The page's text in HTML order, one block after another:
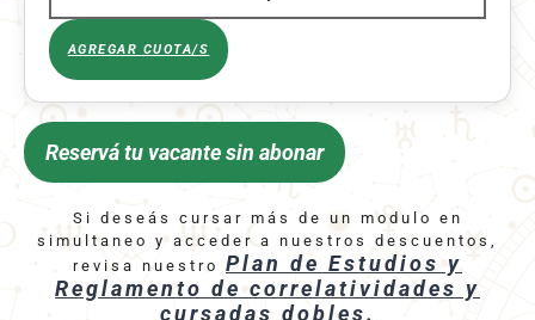
AGREGAR CUOTA/S
Reservá tu vacante sin abonar
Si deseás cursar más de un modulo en
simultaneo y acceder a nuestros descuentos,
revisa nuestro Plan de Estudios y
Reglamento de correlatividades y
cursadas dobles.